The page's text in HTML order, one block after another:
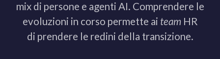
mix di persone e agenti AI. Comprendere le
evoluzioni in corso permette ai team HR
di prendere le redini della transizione.